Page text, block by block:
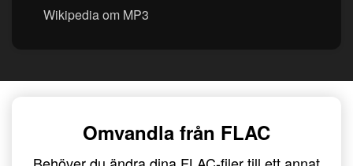
Wikipedia om MP3
Omvandla från FLAC